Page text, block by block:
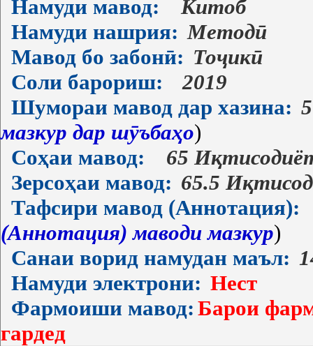
Намуди мавод:
Китоб
Намуди нашрия: Методӣ
Мавод бо забонӣ: Тоҷикӣ
Соли барориш:
2019
Шумораи мавод дар хазина:
мазкур дар шӯъбаҳо)
Соҳаи мавод:
65
Зерсоҳаи мавод: 65.5
Тафсири мавод (Аннотация):
(Аннотация) маводи мазкур)
Санаи ворид намудан маъл:
Намуди электрони: Нест
Фармоиши мавод: Барои
гардед